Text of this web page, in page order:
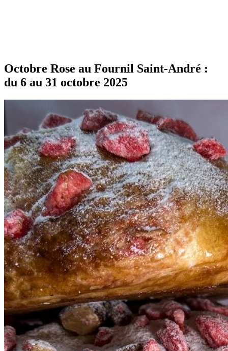
Octobre Rose au Fournil Saint-André :
du 6 au 31 octobre 2025